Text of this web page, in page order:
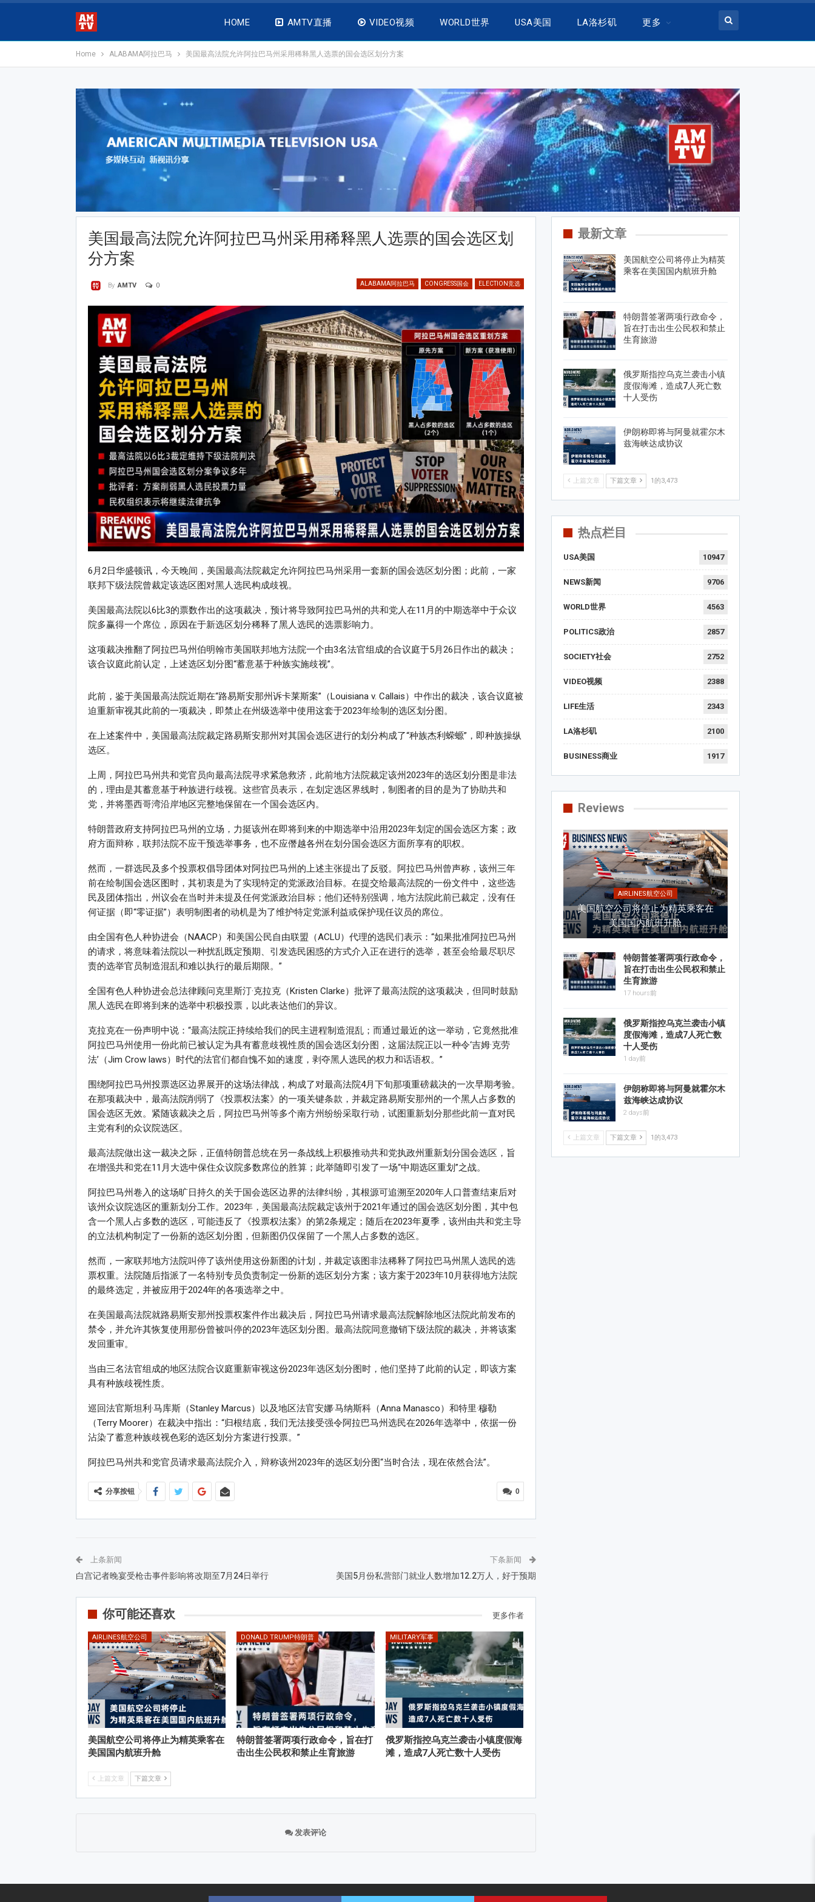
HOME AMTV直播 VIDEO视频 WORLD世界 USA美国 LA洛杉矶 更多
Home ALABAMA阿拉巴马 美国最高法院允许阿拉巴马州采用稀释黑人选票的国会选区划分方案
美国最高法院允许阿拉巴马州采用稀释黑人选票的国会选区划
分方案
ALABAMA阿拉巴马 CONGRESS国会 ELECTION竞选
By AMTV 0
6月2日华盛顿讯，今天晚间，美国最高法院裁定允许阿拉巴马州采用一套新的国会选区划分图；此前，一家
联邦下级法院曾裁定该选区图对黑人选民构成歧视。
美国最高法院以6比3的票数作出的这项裁决，预计将导致阿拉巴马州的共和党人在11月的中期选举中于众议
院多赢得一个席位，原因在于新选区划分稀释了黑人选民的选票影响力。
这项裁决推翻了阿拉巴马州伯明翰市美国联邦地方法院一个由3名法官组成的合议庭于5月26日作出的裁决；
该合议庭此前认定，上述选区划分图“蓄意基于种族实施歧视”。
此前，鉴于美国最高法院近期在“路易斯安那州诉卡莱斯案”（Louisiana v. Callais）中作出的裁决，该合议庭被
迫重新审视其此前的一项裁决，即禁止在州级选举中使用这套于2023年绘制的选区划分图。
在上述案件中，美国最高法院裁定路易斯安那州对其国会选区进行的划分构成了“种族杰利蝾螈”，即种族操纵
选区。
上周，阿拉巴马州共和党官员向最高法院寻求紧急救济，此前地方法院裁定该州2023年的选区划分图是非法
的，理由是其蓄意基于种族进行歧视。这些官员表示，在划定选区界线时，制图者的目的是为了协助共和
党，并将墨西哥湾沿岸地区完整地保留在一个国会选区内。
特朗普政府支持阿拉巴马州的立场，力挺该州在即将到来的中期选举中沿用2023年划定的国会选区方案；政
府方面辩称，联邦法院不应干预选举事务，也不应僭越各州在划分国会选区方面所享有的职权。
然而，一群选民及多个投票权倡导团体对阿拉巴马州的上述主张提出了反驳。阿拉巴马州曾声称，该州三年
前在绘制国会选区图时，其初衷是为了实现特定的党派政治目标。在提交给最高法院的一份文件中，这些选
民及团体指出，州议会在当时并未提及任何党派政治目标；他们还特别强调，地方法院此前已裁定，没有任
何证据（即“零证据”）表明制图者的动机是为了维护特定党派利益或保护现任议员的席位。
由全国有色人种协进会（NAACP）和美国公民自由联盟（ACLU）代理的选民们表示：“如果批准阿拉巴马州
的请求，将意味着法院以一种扰乱既定预期、引发选民困惑的方式介入正在进行的选举，甚至会给最尽职尽
责的选举官员制造混乱和难以执行的最后期限。”
全国有色人种协进会总法律顾问克里斯汀·克拉克（Kristen Clarke）批评了最高法院的这项裁决，但同时鼓励
黑人选民在即将到来的选举中积极投票，以此表达他们的异议。
克拉克在一份声明中说：“最高法院正持续给我们的民主进程制造混乱；而通过最近的这一举动，它竟然批准
阿拉巴马州使用一份此前已被认定为具有蓄意歧视性质的国会选区划分图，这届法院正以一种令‘吉姆·克劳
法’（Jim Crow laws）时代的法官们都自愧不如的速度，剥夺黑人选民的权力和话语权。”
围绕阿拉巴马州投票选区边界展开的这场法律战，构成了对最高法院4月下旬那项重磅裁决的一次早期考验。
在那项裁决中，最高法院削弱了《投票权法案》的一项关键条款，并裁定路易斯安那州的一个黑人占多数的
国会选区无效。紧随该裁决之后，阿拉巴马州等多个南方州纷纷采取行动，试图重新划分那些此前一直对民
主党有利的众议院选区。
最高法院做出这一裁决之际，正值特朗普总统在另一条战线上积极推动共和党执政州重新划分国会选区，旨
在增强共和党在11月大选中保住众议院多数席位的胜算；此举随即引发了一场“中期选区重划”之战。
阿拉巴马州卷入的这场旷日持久的关于国会选区边界的法律纠纷，其根源可追溯至2020年人口普查结束后对
该州众议院选区的重新划分工作。2023年，美国最高法院裁定该州于2021年通过的国会选区划分图，其中包
含一个黑人占多数的选区，可能违反了《投票权法案》的第2条规定；随后在2023年夏季，该州由共和党主导
的立法机构制定了一份新的选区划分图，但新图仍仅保留了一个黑人占多数的选区。
然而，一家联邦地方法院叫停了该州使用这份新图的计划，并裁定该图非法稀释了阿拉巴马州黑人选民的选
票权重。法院随后指派了一名特别专员负责制定一份新的选区划分方案；该方案于2023年10月获得地方法院
的最终选定，并被应用于2024年的各项选举之中。
在美国最高法院就路易斯安那州投票权案件作出裁决后，阿拉巴马州请求最高法院解除地区法院此前发布的
禁令，并允许其恢复使用那份曾被叫停的2023年选区划分图。最高法院同意撤销下级法院的裁决，并将该案
发回重审。
当由三名法官组成的地区法院合议庭重新审视这份2023年选区划分图时，他们坚持了此前的认定，即该方案
具有种族歧视性质。
巡回法官斯坦利·马库斯（Stanley Marcus）以及地区法官安娜·马纳斯科（Anna Manasco）和特里·穆勒
（Terry Moorer）在裁决中指出：“归根结底，我们无法接受强令阿拉巴马州选民在2026年选举中，依据一份
沾染了蓄意种族歧视色彩的选区划分方案进行投票。”
阿拉巴马州共和党官员请求最高法院介入，辩称该州2023年的选区划分图“当时合法，现在依然合法”。
0
分享按钮
上条新闻
白宫记者晚宴受枪击事件影响将改期至7月24日举行
下条新闻
美国5月份私营部门就业人数增加12.2万人，好于预期
你可能还喜欢 更多作者
AIRLINES航空公司
美国航空公司将停止为精英乘客在
美国国内航班升舱
DONALD TRUMP特朗普
特朗普签署两项行政命令，旨在打
击出生公民权和禁止生育旅游
MILITARY军事
俄罗斯指控乌克兰袭击小镇度假海
滩，造成7人死亡数十人受伤
上篇文章 下篇文章
发表评论
最新文章
美国航空公司将停止为精英
乘客在美国国内航班升舱
特朗普签署两项行政命令，
旨在打击出生公民权和禁止
生育旅游
俄罗斯指控乌克兰袭击小镇
度假海滩，造成7人死亡数
十人受伤
伊朗称即将与阿曼就霍尔木
兹海峡达成协议
上篇文章 下篇文章 1的3,473
热点栏目
USA美国 10947
NEWS新闻 9706
WORLD世界 4563
POLITICS政治 2857
SOCIETY社会 2752
VIDEO视频 2388
LIFE生活 2343
LA洛杉矶 2100
BUSINESS商业 1917
Reviews
AIRLINES航空公司
美国航空公司将停止为精英乘客在
美国国内航班升舱
特朗普签署两项行政命令，
旨在打击出生公民权和禁止
生育旅游
17 hours前
俄罗斯指控乌克兰袭击小镇
度假海滩，造成7人死亡数
十人受伤
1 day前
伊朗称即将与阿曼就霍尔木
兹海峡达成协议
2 days前
上篇文章 下篇文章 1的3,473